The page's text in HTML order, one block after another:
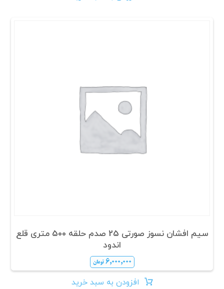
سیم افشان نسوز صورتی 25 صدم حلقه 500 متری قلع
اندود
۶,۰۰۰,۰۰۰ تومان
افزودن به سبد خرید